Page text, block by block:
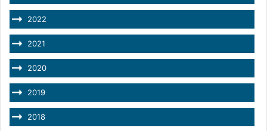
2022
2021
2020
2019
2018